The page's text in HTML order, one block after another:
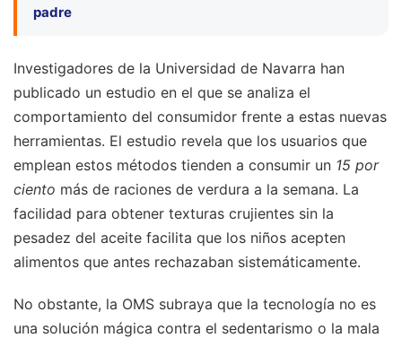
padre
Investigadores de la Universidad de Navarra han
publicado un estudio en el que se analiza el
comportamiento del consumidor frente a estas nuevas
herramientas. El estudio revela que los usuarios que
emplean estos métodos tienden a consumir un 15 por
ciento más de raciones de verdura a la semana. La
facilidad para obtener texturas crujientes sin la
pesadez del aceite facilita que los niños acepten
alimentos que antes rechazaban sistemáticamente.
No obstante, la OMS subraya que la tecnología no es
una solución mágica contra el sedentarismo o la mala